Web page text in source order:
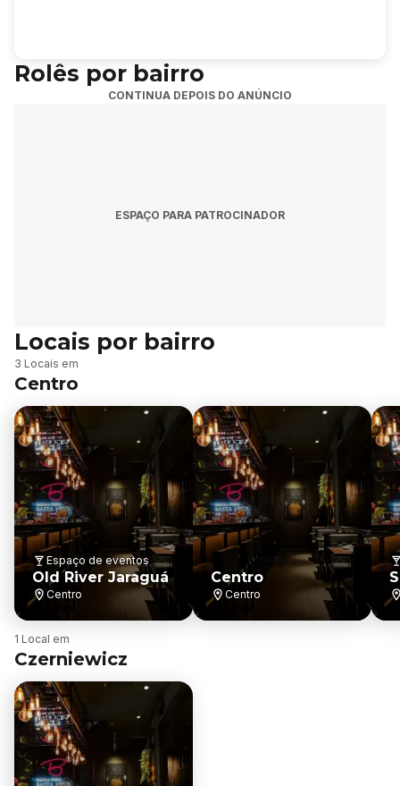
Rolês por bairro
CONTINUA DEPOIS DO ANÚNCIO
ESPAÇO PARA PATROCINADOR
Locais por bairro
B
a
r
r
o
3 Locais em
Centro
Espaço de eventos
Old River Jaraguá
Centro
Centro
Centro
B
a
r
r
o
1 Local em
Czerniewicz